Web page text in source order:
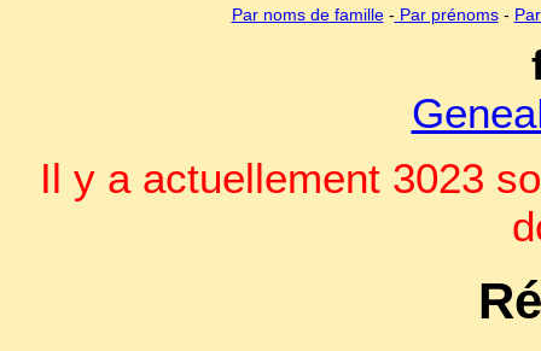
Par noms de famille- Par prénoms-
Il y a actuellement 3023